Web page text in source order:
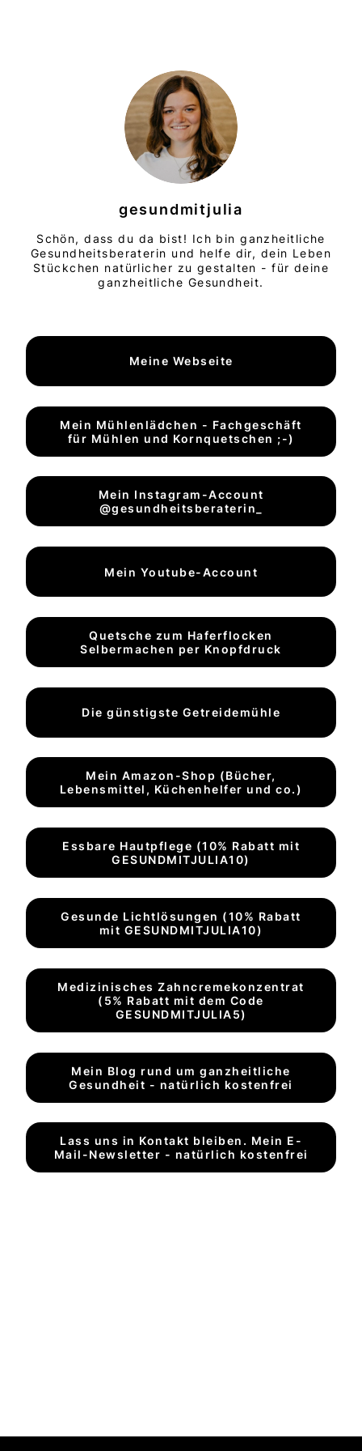
gesundmitjulia
Schön, dass du da bist! Ich bin ganzheitliche
Gesundheitsberaterin und helfe dir, dein Leben
Stückchen natürlicher zu gestalten - für deine
ganzheitliche Gesundheit.
Meine Webseite
Mein Mühlenlädchen - Fachgeschäft
für Mühlen und Kornquetschen ;-)
Mein Instagram-Account
@gesundheitsberaterin_
Mein Youtube-Account
Quetsche zum Haferflocken
Selbermachen per Knopfdruck
Die günstigste Getreidemühle
Mein Amazon-Shop (Bücher,
Lebensmittel, Küchenhelfer und co.)
Essbare Hautpflege (10% Rabatt mit
GESUNDMITJULIA10)
Gesunde Lichtlösungen (10% Rabatt
mit GESUNDMITJULIA10)
Medizinisches Zahncremekonzentrat
(5% Rabatt mit dem Code
GESUNDMITJULIA5)
Mein Blog rund um ganzheitliche
Gesundheit - natürlich kostenfrei
Lass uns in Kontakt bleiben. Mein E-
Mail-Newsletter - natürlich kostenfrei